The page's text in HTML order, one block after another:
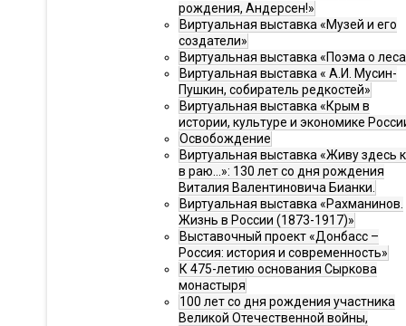
рождения, Андерсен!»
Виртуальная выставка «Музей и его
создатели»
Виртуальная выставка «Поэма о
Виртуальная выставка « А.И. Мусин-
Пушкин, собиратель редкостей»
Виртуальная выставка «Крым в
истории, культуре и экономике
Освобождение
Виртуальная выставка «Живу здесь
в раю…»: 130 лет со дня рождения
Виталия Валентиновича Бианки.
Виртуальная выставка «Рахманинов.
Жизнь в России (1873-1917)»
Выставочный проект «Донбасс –
Россия: история и современность»
К 475-летию основания Сыркова
монастыря
100 лет со дня рождения участника
Великой Отечественной войны,